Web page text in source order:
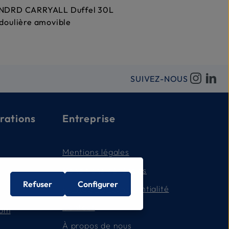
CARRYALL Duffel 30L
amovible
SUIVEZ-NOUS
Entreprise
Mentions légales
Conditions générales
Politique de confidentialité
À propos de nous
Refuser Configurer